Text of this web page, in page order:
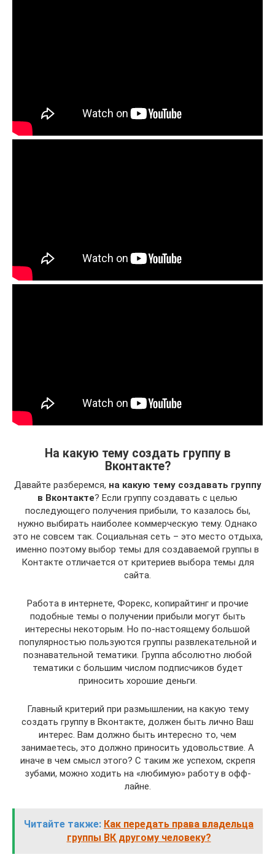
На какую тему создать группу в
Вконтакте?
Давайте разберемся, на какую тему создавать группу
в Вконтакте? Если группу создавать с целью
последующего получения прибыли, то казалось бы,
нужно выбирать наиболее коммерческую тему. Однако
это не совсем так. Социальная сеть – это место отдыха,
именно поэтому выбор темы для создаваемой группы в
Контакте отличается от критериев выбора темы для
сайта.
Работа в интернете, Форекс, копирайтинг и прочие
подобные темы о получении прибыли могут быть
интересны некоторым. Но по-настоящему большой
популярностью пользуются группы развлекательной и
познавательной тематики. Группа абсолютно любой
тематики с большим числом подписчиков будет
приносить хорошие деньги.
Главный критерий при размышлении, на какую тему
создать группу в Вконтакте, должен быть лично Ваш
интерес. Вам должно быть интересно то, чем
занимаетесь, это должно приносить удовольствие. А
иначе в чем смысл этого? С таким же успехом, скрепя
зубами, можно ходить на «любимую» работу в офф-
лайне.
Читайте также: Как передать права владельца
группы ВК другому человеку?